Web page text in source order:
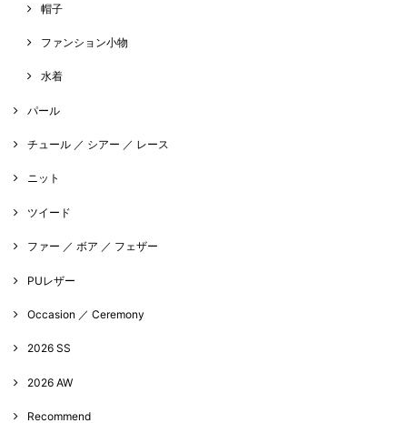
帽子
ファンション小物
水着
パール
チュール ／ シアー ／ レース
ニット
ツイード
ファー ／ ボア ／ フェザー
PUレザー
Occasion ／ Ceremony
2026 SS
2026 AW
Recommend